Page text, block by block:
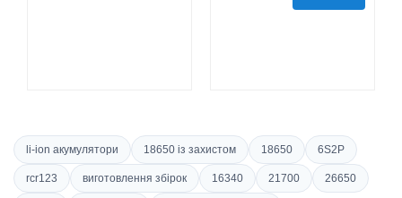
li-ion акумулятори 18650 із захистом 18650 6S2P
rcr123 виготовлення збірок 16340 21700 26650